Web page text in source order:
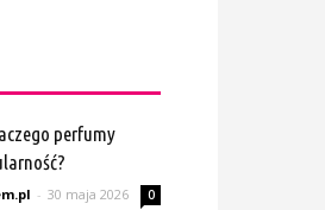
perfumy
- 30 maja 2026 0